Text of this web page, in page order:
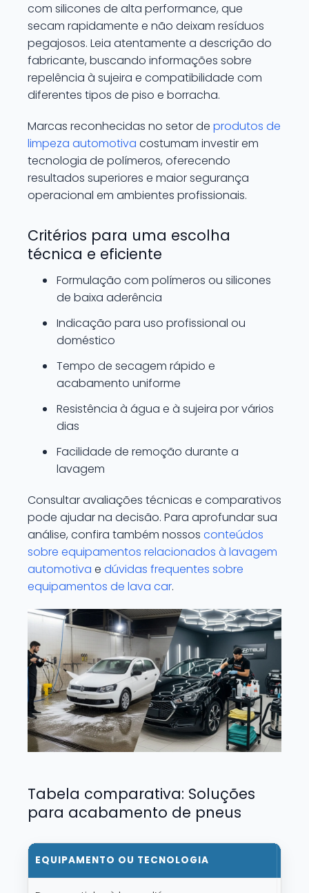
com silicones de alta performance, que
secam rapidamente e não deixam resíduos
pegajosos. Leia atentamente a descrição do
fabricante, buscando informações sobre
repelência à sujeira e compatibilidade com
diferentes tipos de piso e borracha.
Marcas reconhecidas no setor de produtos de
limpeza automotiva costumam investir em
tecnologia de polímeros, oferecendo
resultados superiores e maior segurança
operacional em ambientes profissionais.
Critérios para uma escolha
técnica e eficiente
Formulação com polímeros ou silicones
de baixa aderência
Indicação para uso profissional ou
doméstico
Tempo de secagem rápido e
acabamento uniforme
Resistência à água e à sujeira por vários
dias
Facilidade de remoção durante a
lavagem
Consultar avaliações técnicas e comparativos
pode ajudar na decisão. Para aprofundar sua
análise, confira também nossos conteúdos
sobre equipamentos relacionados à lavagem
automotiva e dúvidas frequentes sobre
equipamentos de lava car.
Tabela comparativa: Soluções
para acabamento de pneus
EQUIPAMENTO OU TECNOLOGIA